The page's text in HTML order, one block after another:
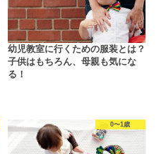
幼児教室に行くための服装とは？
子供はもちろん、母親も気にな
る！
0〜1歳